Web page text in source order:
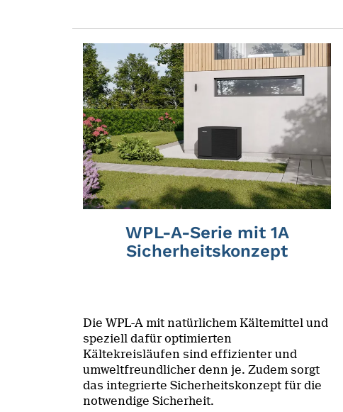
WPL-A-Serie mit 1A
Sicherheitskonzept
Die WPL-A mit natürlichem Kältemittel und
speziell dafür optimierten
Kältekreisläufen sind effizienter und
umweltfreundlicher denn je. Zudem sorgt
das integrierte Sicherheitskonzept für die
notwendige Sicherheit.